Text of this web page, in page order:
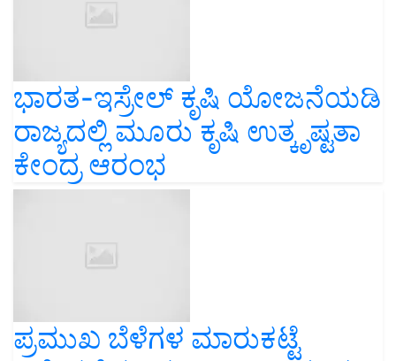
ಭಾರತ-ಇಸ್ರೇಲ್ ಕೃಷಿ ಯೋಜನೆಯಡಿ
ರಾಜ್ಯದಲ್ಲಿ ಮೂರು ಕೃಷಿ ಉತ್ಕೃಷ್ಟತಾ
ಕೇಂದ್ರ ಆರಂಭ
ಪ್ರಮುಖ ಬೆಳೆಗಳ ಮಾರುಕಟ್ಟೆ